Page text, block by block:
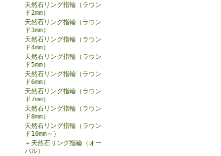
天然石リング指輪（ラウン
ド2mm）
天然石リング指輪（ラウン
ド3mm）
天然石リング指輪（ラウン
ド4mm）
天然石リング指輪（ラウン
ド5mm）
天然石リング指輪（ラウン
ド6mm）
天然石リング指輪（ラウン
ド7mm）
天然石リング指輪（ラウン
ド8mm）
天然石リング指輪（ラウン
ド10mm～）
＋天然石リング指輪（オー
バル）